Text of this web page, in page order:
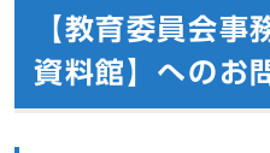
【教育委員会
資料館】へのお